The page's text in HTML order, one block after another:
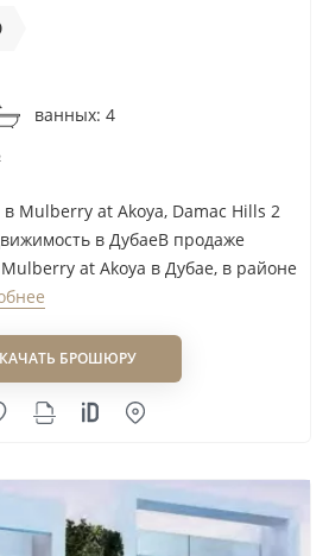
ванных: 4
Mulberry at Akoya, Damac Hills 2
в ДубаеВ продаже
at Akoya в Дубае, в районе
БРОШЮРУ